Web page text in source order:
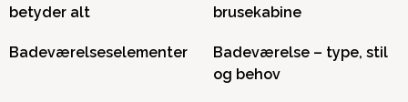
betyder alt
brusekabine
Badeværelseselementer
Badeværelse – type, stil
og behov